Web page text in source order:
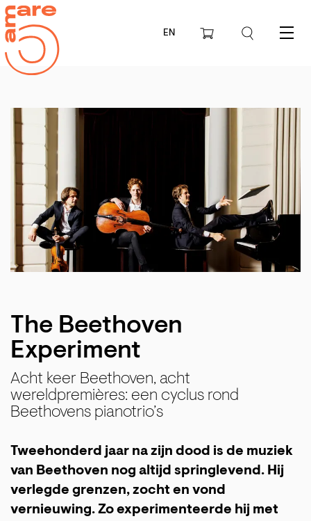
EN Menu
The Beethoven
Experiment
Acht keer Beethoven, acht
wereldpremières: een cyclus rond
Beethovens pianotrio’s
Tweehonderd jaar na zijn dood is de muziek
van Beethoven nog altijd springlevend. Hij
verlegde grenzen, zocht en vond
vernieuwing. Zo experimenteerde hij met